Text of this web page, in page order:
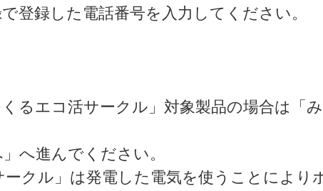
登録した電話番号を入力してください。
るエコ活サークル」対象製品の場合は「
へ進んでください。
ークル」は発電した電気を使うことによ